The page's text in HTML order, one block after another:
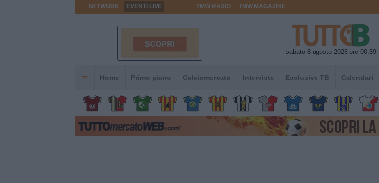
NETWORK EVENTI LIVE TMW RADIO TMW MAGAZINE
sabato 8 agosto 2026 ore 00:59
Home Primo piano Calciomercato Interviste Esclusive TB Calendari